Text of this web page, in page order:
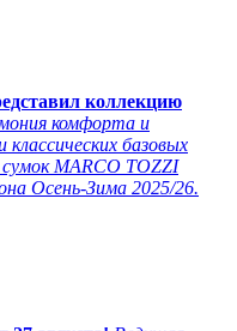
коллекцию
комфорта и
базовых
MARCO TOZZI
Осень-Зима 2025/26.